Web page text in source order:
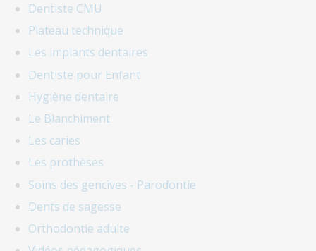
Dentiste CMU
Plateau technique
Les implants dentaires
Dentiste pour Enfant
Hygiène dentaire
Le Blanchiment
Les caries
Les prothèses
Soins des gencives - Parodontie
Dents de sagesse
Orthodontie adulte